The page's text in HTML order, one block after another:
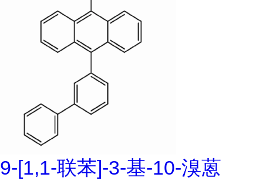
9-[1,1-联苯]-3-基-10-溴蒽